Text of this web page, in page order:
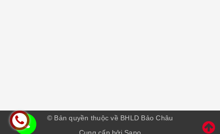
© Bản quyền thuộc về BHLD Bảo Châu